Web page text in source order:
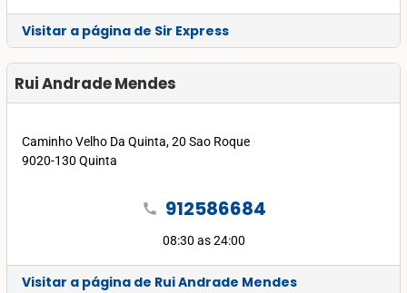
Visitar a página de Sir Express
Rui Andrade Mendes
Caminho Velho Da Quinta, 20 Sao Roque
9020-130 Quinta
call 912586684
08:30 as 24:00
Visitar a página de Rui Andrade Mendes